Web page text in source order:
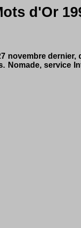
d'Or
Nomade, service